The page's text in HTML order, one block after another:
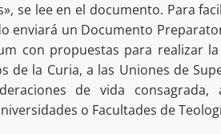
se lee en el documento. Para
enviará un Documento
con propuestas para realizar
de la Curia, a las Uniones de
de vida consagrada,
o Facultades de